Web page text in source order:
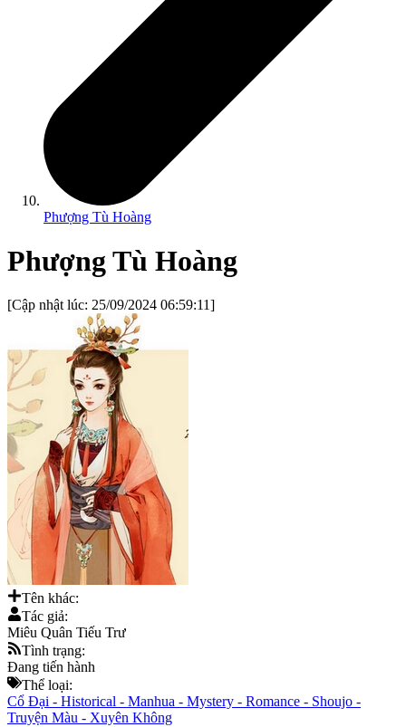
Phượng Tù Hoàng
Phượng Tù Hoàng
[Cập nhật lúc: 25/09/2024 06:59:11]
Tên khác:
Tác giả:
Miêu Quân Tiếu Trư
Tình trạng:
Đang tiến hành
Thể loại:
Cổ Đại - Historical - Manhua - Mystery - Romance - Shoujo -
Truyện Màu - Xuyên Không